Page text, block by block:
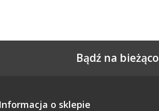
Bądź na bieżąco
Informacja o sklepie